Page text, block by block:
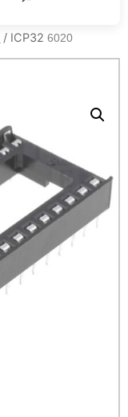
/ ICP32 6020